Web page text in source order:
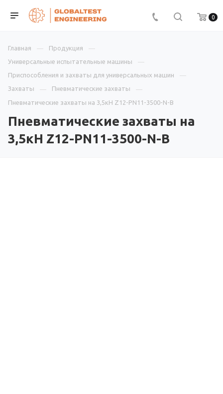
0
Главная
Продукция
Универсальные испытательные машины
Приспособления и захваты для универсальных машин
Захваты
Пневматические захваты
Пневматические захваты на 3,5кН Z12-PN11-3500-N-В
Пневматические захваты на
3,5кН Z12-PN11-3500-N-В